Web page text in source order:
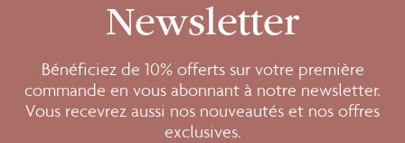
Newsletter
Bénéficiez de 10% offerts sur votre première
commande en vous abonnant à notre newsletter.
Vous recevrez aussi nos nouveautés et nos offres
exclusives.